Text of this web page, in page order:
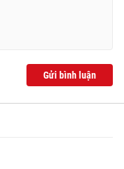
Gửi bình luận